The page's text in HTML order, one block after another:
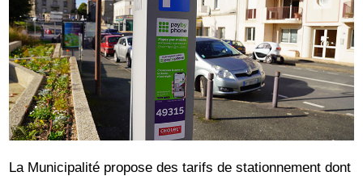
La Municipalité propose des tarifs de stationnement dont